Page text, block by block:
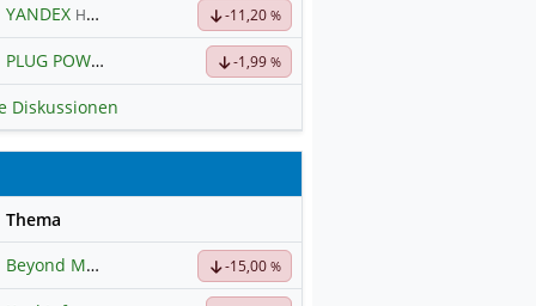
YANDEX Hauptdiskussion -11,20%
PLUG POWER Hauptdiskussion-1,99%
Diskussionen
Thema
Beyond Meat Hauptdiskussion-15,00%